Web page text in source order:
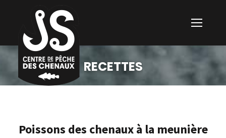
RECETTES
Poissons des chenaux à la meunière